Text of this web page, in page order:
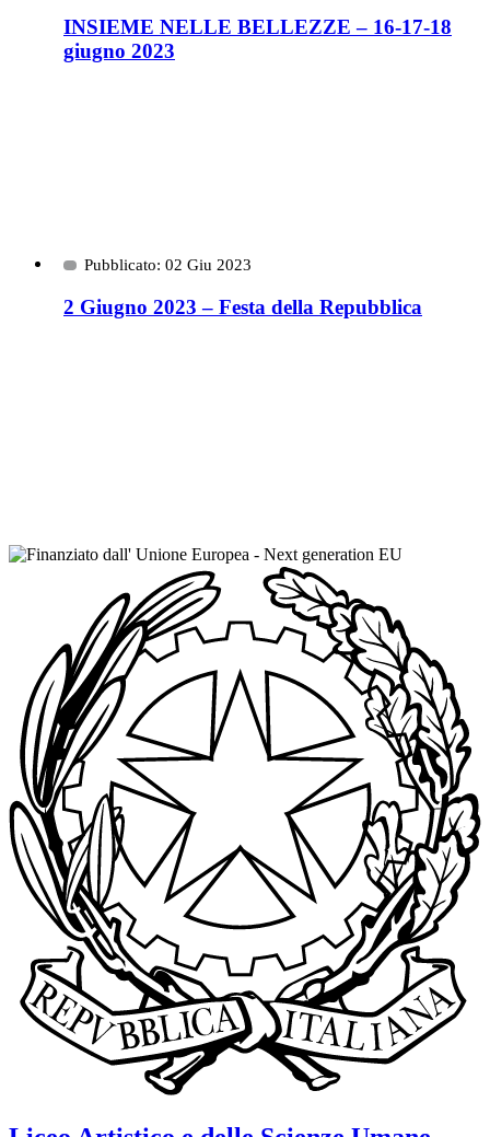
INSIEME NELLE BELLEZZE – 16-17-18
giugno 2023
Pubblicato: 02 Giu 2023
2 Giugno 2023 – Festa della Repubblica